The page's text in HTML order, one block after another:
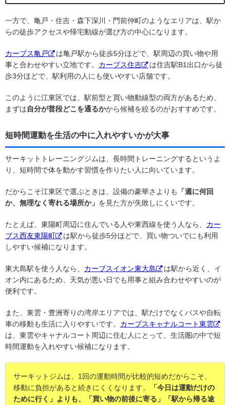
一方で、亀戸・住吉・森下深川・門前仲町のようなエリアは、駅か
らの徒歩アクセスや帰宅動線が選び方の中心になります。
カーブス亀戸
は亀戸駅から徒歩5分ほどで、駅周辺の買い物や用
事と合わせやすい立地です。 カーブス住吉
は住吉駅B1出口から徒
歩3分ほどで、駅利用の人にも使いやすい店舗です。
このように江東区では、駅前型と買い物動線型の両方があるため、
まずは自分が普段どこを通るかから候補を絞るのがおすすめです。
短時間運動を生活の中に入れやすいかが大事
サーキットトレーニングジムは、長時間トレーニングするというよ
り、短時間で体を動かす習慣を作りたい人に向いています。
だからこそ江東区で選ぶときは、設備の豪華さよりも
「週に何回
か、無理なく寄れる場所か」 を見た方が失敗しにくいです。
たとえば、東陽町周辺に住んでいる人や東西線を使う人なら、 カー
ブス西友東陽町
は駅から徒歩5分ほどで、買い物ついでにも利用
しやすい候補になります。
東大島駅を使う人なら、 カーブスイオン東大島
は駅から近く、イ
オン内にあるため、天気が悪い日でも用事と組み合わせやすいのが
便利です。
また、東雲・豊洲寄りの湾岸エリアでは、駅だけでなくバスや自転
車の移動も生活に入りやすいです。 カーブスキャナルコート東雲
は、東雲やキャナルコート周辺に住む人にとって、生活圏の中で短
時間運動を入れやすい候補になります。
サーキットジムは、1回の運動時間が比較的短めだからこそ、
移動に負担があると続きにくくなります。
「今日は運動だけの
ために行く」よりも、「買い物の前後に寄る」「駅から帰る途